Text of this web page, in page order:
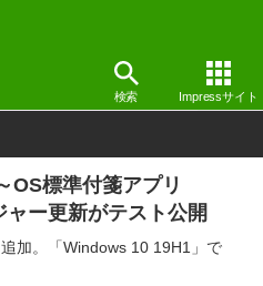
検索 Impressサイト
Windows
OS標準付箋アプリ
ー更新がテスト公開
加。「Windows 10 19H1」で